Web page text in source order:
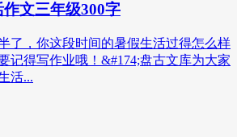
文三年级300字
了，你这段时间的暑假生活过得怎么样
记得写作业哦！&#174;盘古文库为大家
活...